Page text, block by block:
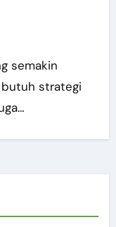
strategi